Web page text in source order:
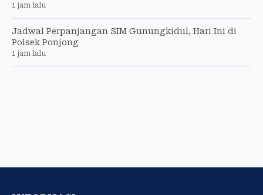
1 jam lalu
Jadwal Perpanjangan SIM Gunungkidul, Hari Ini di
Polsek Ponjong
1 jam lalu